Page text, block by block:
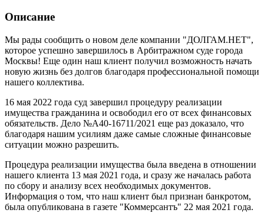
Описание
Мы рады сообщить о новом деле компании "ДОЛГАМ.НЕТ",
которое успешно завершилось в Арбитражном суде города
Москвы! Еще один наш клиент получил возможность начать
новую жизнь без долгов благодаря профессиональной помощи
нашего коллектива.
16 мая 2022 года суд завершил процедуру реализации
имущества гражданина и освободил его от всех финансовых
обязательств. Дело №А40-16711/2021 еще раз доказало, что
благодаря нашим усилиям даже самые сложные финансовые
ситуации можно разрешить.
Процедура реализации имущества была введена в отношении
нашего клиента 13 мая 2021 года, и сразу же началась работа
по сбору и анализу всех необходимых документов.
Информация о том, что наш клиент был признан банкротом,
была опубликована в газете "Коммерсантъ" 22 мая 2021 года.